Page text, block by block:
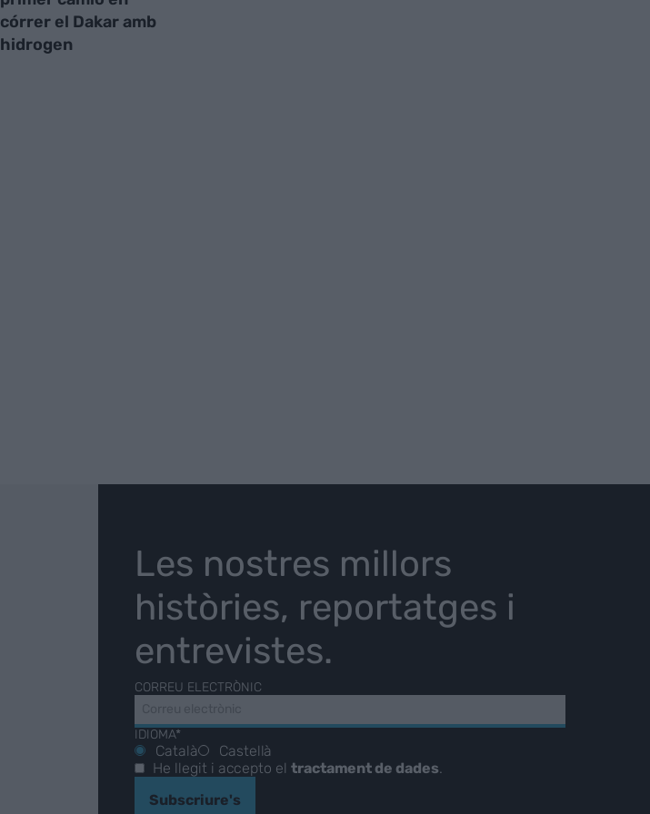
córrer el Dakar amb
hidrogen
Les nostres millors
històries, reportatges i
entrevistes.
CORREU ELECTRÒNIC
IDIOMA*
Català
Castellà
He llegit i accepto el tractament de dades.
Subscriure's